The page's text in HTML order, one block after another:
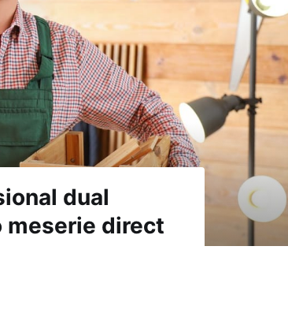
dual
meserie direct